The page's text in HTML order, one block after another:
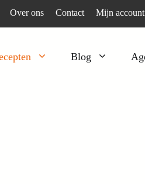
Over ons Contact Mijn account
Blog